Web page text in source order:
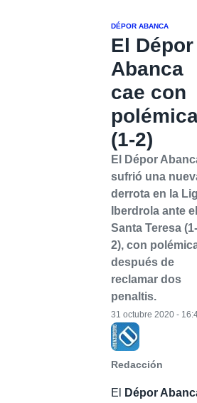
DÉPOR ABANCA
El Dépor
Abanca
cae con
(1-2)
El Dépor
sufrió una
derrota en la
Iberdrola ante el
Santa Teresa (1-
2), con
después de
reclamar dos
penaltis.
Redacción
31 octubre 2020 -
El
Dépor